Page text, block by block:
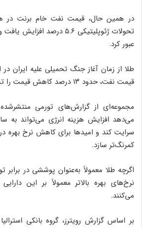
در همین حال، قیمت نفت خام برنت در
عبور کرد.
طلا از زمان آغاز جنگ تحمیلی علیه ایران در
قیمت نفت، حدود ۱۳ درصد کاهش قیمت را تجربه کرده است.
مجموعه‌ای از گزارش‌های تورمی
می‌دهد افزایش هزینه انرژی می‌تواند به
سرایت کند و امیدها برای کاهش نرخ بهره در
کمرنگ‌تر سازد.
اگرچه طلا معمولاً به‌عنوان پوششی در برابر
نرخ‌های بهره بالاتر معمولاً بر این
می‌کنند.